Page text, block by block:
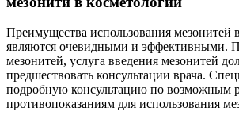
Преимущества использования мезонитей
являются очевидными и эффективными.
мезонитей, услуга введения мезонитей
предшествовать консультации врача.
подробную консультацию по возможным
противопоказаниям для использования